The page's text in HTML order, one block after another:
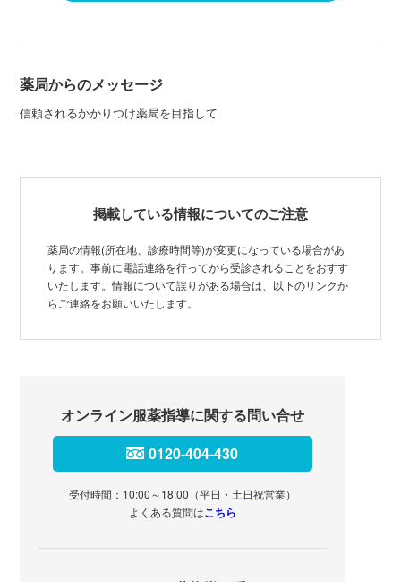
薬局からのメッセージ
信頼されるかかりつけ薬局を目指して
掲載している情報についてのご注意
薬局の情報(所在地、診療時間等)が変更になっている場合があ
ります。事前に電話連絡を行ってから受診されることをおすす
いたします。情報について誤りがある場合は、以下のリンクか
らご連絡をお願いいたします。
オンライン服薬指導に関する問い合せ
0120-404-430
受付時間：10:00～18:00（平日・土日祝営業）
よくある質問はこちら